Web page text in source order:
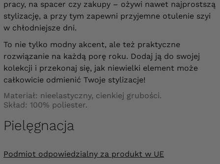
pracy, na spacer czy zakupy – ożywi nawet najprostszą
stylizację, a przy tym zapewni przyjemne otulenie szyi
w chłodniejsze dni.
To nie tylko modny akcent, ale też praktyczne
rozwiązanie na każdą porę roku. Dodaj ją do swojej
kolekcji i przekonaj się, jak niewielki element może
całkowicie odmienić Twoje stylizacje!
Materiał: nieelastyczny, cienkiej grubości.
Skład: 100% poliester.
Pielęgnacja
Podmiot odpowiedzialny za produkt w UE